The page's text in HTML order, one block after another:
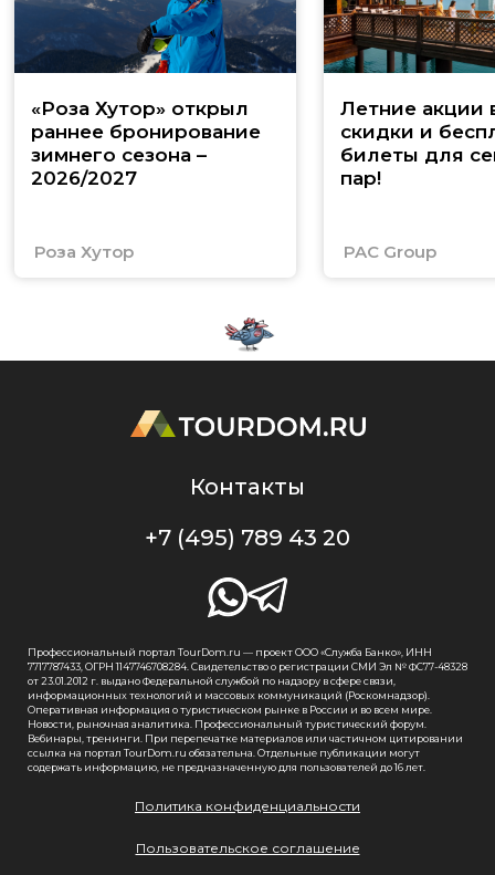
«Роза Хутор» открыл
раннее бронирование
зимнего сезона –
2026/2027
Роза Хутор
Летние акции
скидки и
билеты для
пар!
PAC Group
Контакты
+7 (495) 789 43 20
Профессиональный портал TourDom.ru — проект ООО «Служба Банко», ИНН
7717787433, ОГРН 1147746708284. Свидетельство о регистрации СМИ Эл № ФС77-48328
от 23.01.2012 г. выдано Федеральной службой по надзору в сфере связи,
информационных технологий и массовых коммуникаций (Роскомнадзор).
Оперативная информация о туристическом рынке в России и во всем мире.
Новости, рыночная аналитика. Профессиональный туристический форум.
Вебинары, тренинги. При перепечатке материалов или частичном цитировании
ссылка на портал TourDom.ru обязательна. Отдельные публикации могут
содержать информацию, не предназначенную для пользователей до 16 лет.
Политика конфиденциальности
Пользовательское соглашение